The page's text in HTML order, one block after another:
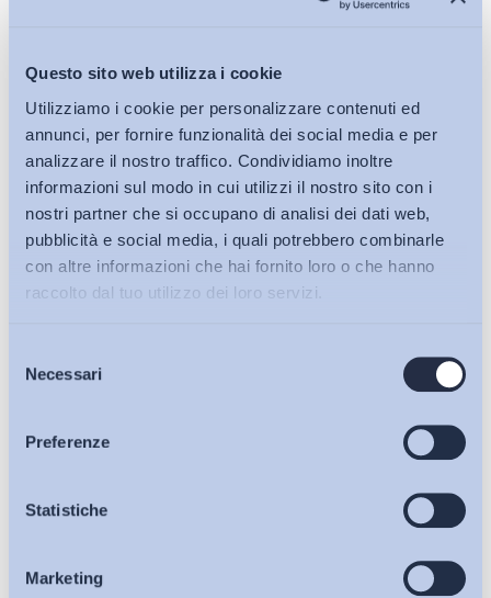
Questo sito web utilizza i cookie
Utilizziamo i cookie per personalizzare contenuti ed
annunci, per fornire funzionalità dei social media e per
analizzare il nostro traffico. Condividiamo inoltre
informazioni sul modo in cui utilizzi il nostro sito con i
nostri partner che si occupano di analisi dei dati web,
pubblicità e social media, i quali potrebbero combinarle
con altre informazioni che hai fornito loro o che hanno
raccolto dal tuo utilizzo dei loro servizi.
delNecessari
Preferenze
Statistiche
Marketing
Bollettini ADAPT
Articoli
Osservatori
Eventi
sulla pagina della
Iscriviti